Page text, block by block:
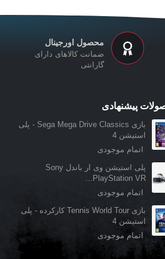
محصول اورجینال
ضمانت کالاهای دارای
گارانتی
پیشنهادی
بازی Sega Mega Drive Classics - پلی
استیشن 4
اتمام موجودی
پلی استیشن وی ار باندل Sony
PlayStation VR...
اتمام موجودی
بازی Tennis World Tour کارکرده - پلی
استیشن 4
اتمام موجودی